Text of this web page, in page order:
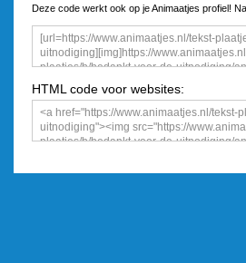
Deze code werkt ook op je Animaatjes profiel!
een plaatje
HTML code voor websites: